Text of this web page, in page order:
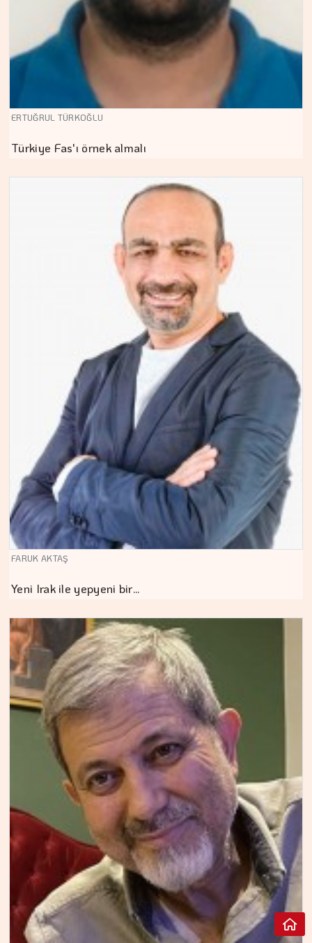
ERTUĞRUL TÜRKOĞLU
Türkiye Fas'ı örnek almalı
FARUK AKTAŞ
Yeni Irak ile yepyeni bir…